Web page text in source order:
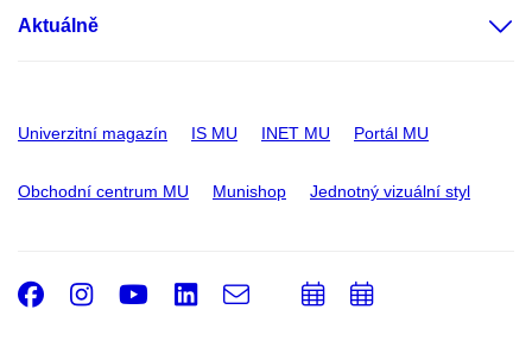
Aktuálně
Univerzitní magazín IS MU INET MU Portál MU
Obchodní centrum MU Munishop Jednotný vizuální styl
Facebook
Instagram
Youtube
LinkedIn
e-
Email
PřidatPřidat